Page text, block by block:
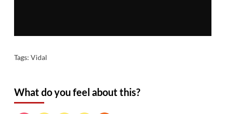
Tags: Vidal
What do you feel about this?